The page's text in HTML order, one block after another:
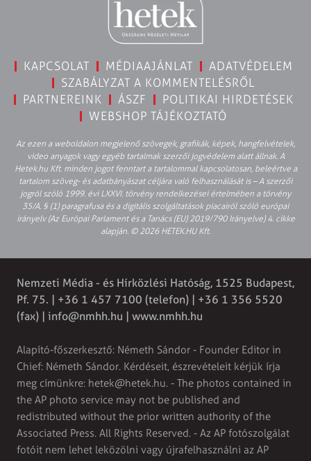
KAPCSOLAT MÉDIAAJÁNLAT
ADATVÉDELEM
SZABÁLYZAT A KOMMENTELÉSRŐL
PARTNEREINK
ÁSZF
POLITIKAI HIRDETÉSEK
WEBSHOP TÁJÉKOZTATÓ
Az ezen a weboldalon megjelenő szövegek, grafikák, képek, hangfelvételek,
video anyagok vagy egyéb tartalmak szerzői jogvédelem alatt állnak. A
Hetek.hu Kft. minden jogot fenntart a tartalommal kapcsolatosan, beleértve a
tartalom szöveg- és adatbányászat céljára való felhasználását is – A szerzői
jogról szóló 1999. évi LXXVI. törvény rendelkezései értelmében a törvény
35/A. § (1) paragrafusa és a digitális szolgáltatások piacairól szóló európai
irányelv (Az Európai Parlament és a Tanács (EU) 2019/790 Irányelve) 4. cikke
alapján. © 2026 HETEK.HU Kft.
Nemzeti Média - és Hírközlési Hatóság, 1525 Budapest,
Pf. 75. | +36 1 457 7100 (telefon) | +36 1 356 5520
(fax) | info@nmhh.hu | www.nmhh.hu
Alapító-főszerkesztő: Németh Sándor - Founder Editor in
Chief: Németh Sándor. Kérdéseit, észrevételeit kérjük írja
meg címünkre: hetek@hetek.hu. - The photos contained in
the AP photo service may not be published and
redistributed without the prior written authority of the
Associated Press. All Rights Reserved. - Az AP fotószolgálat
fotóit nem lehet leközölni vagy újrafelhasználni az AP